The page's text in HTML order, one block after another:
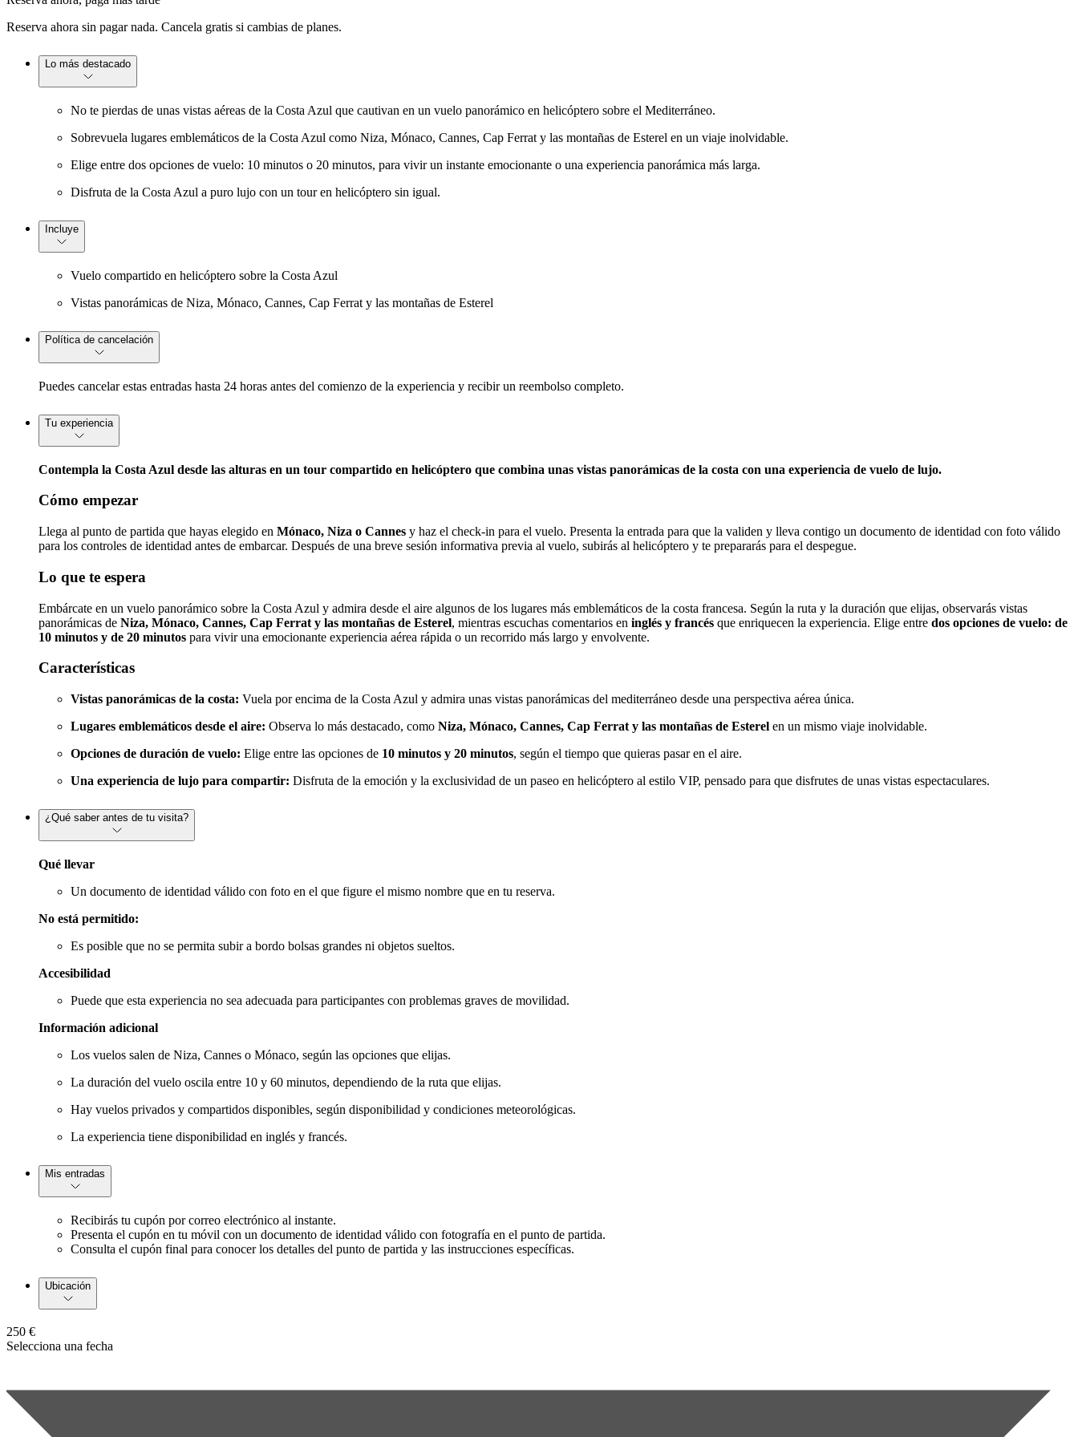
Reserva ahora sin pagar nada. Cancela gratis si cambias de planes.
Lo más destacado
No te pierdas de unas vistas aéreas de la Costa Azul que cautivan en un vuelo panorámico en helicóptero sobre el Mediterráneo.
Sobrevuela lugares emblemáticos de la Costa Azul como Niza, Mónaco, Cannes, Cap Ferrat y las montañas de Esterel en un viaje inolvidable.
Elige entre dos opciones de vuelo: 10 minutos o 20 minutos, para vivir un instante emocionante o una experiencia panorámica más larga.
Disfruta de la Costa Azul a puro lujo con un tour en helicóptero sin igual.
Incluye
Vuelo compartido en helicóptero sobre la Costa Azul
Vistas panorámicas de Niza, Mónaco, Cannes, Cap Ferrat y las montañas de Esterel
Política de cancelación
Puedes cancelar estas entradas hasta 24 horas antes del comienzo de la experiencia y recibir un reembolso completo.
Tu experiencia
Contempla la Costa Azul desde las alturas en un tour compartido en helicóptero que combina unas vistas panorámicas de la costa con una experiencia de vuelo de lujo.
Cómo empezar
Llega al punto de partida que hayas elegido en Mónaco, Niza o Cannes y haz el check-in para el vuelo. Presenta la entrada para que la validen y lleva contigo un documento de identidad con foto válido
para los controles de identidad antes de embarcar. Después de una breve sesión informativa previa al vuelo, subirás al helicóptero y te prepararás para el despegue.
Lo que te espera
Embárcate en un vuelo panorámico sobre la Costa Azul y admira desde el aire algunos de los lugares más emblemáticos de la costa francesa. Según la ruta y la duración que elijas, observarás vistas
panorámicas de Niza, Mónaco, Cannes, Cap Ferrat y las montañas de Esterel, mientras escuchas comentarios en inglés y francés que enriquecen la experiencia. Elige entre dos opciones de vuelo: de
10 minutos y de 20 minutos para vivir una emocionante experiencia aérea rápida o un recorrido más largo y envolvente.
Características
Vistas panorámicas de la costa: Vuela por encima de la Costa Azul y admira unas vistas panorámicas del mediterráneo desde una perspectiva aérea única.
Lugares emblemáticos desde el aire: Observa lo más destacado, como Niza, Mónaco, Cannes, Cap Ferrat y las montañas de Esterel en un mismo viaje inolvidable.
Opciones de duración de vuelo: Elige entre las opciones de 10 minutos y 20 minutos, según el tiempo que quieras pasar en el aire.
Una experiencia de lujo para compartir: Disfruta de la emoción y la exclusividad de un paseo en helicóptero al estilo VIP, pensado para que disfrutes de unas vistas espectaculares.
¿Qué saber antes de tu visita?
Qué llevar
Un documento de identidad válido con foto en el que figure el mismo nombre que en tu reserva.
No está permitido:
Es posible que no se permita subir a bordo bolsas grandes ni objetos sueltos.
Accesibilidad
Puede que esta experiencia no sea adecuada para participantes con problemas graves de movilidad.
Información adicional
Los vuelos salen de Niza, Cannes o Mónaco, según las opciones que elijas.
La duración del vuelo oscila entre 10 y 60 minutos, dependiendo de la ruta que elijas.
Hay vuelos privados y compartidos disponibles, según disponibilidad y condiciones meteorológicas.
La experiencia tiene disponibilidad en inglés y francés.
Mis entradas
Recibirás tu cupón por correo electrónico al instante.
Presenta el cupón en tu móvil con un documento de identidad válido con fotografía en el punto de partida.
Consulta el cupón final para conocer los detalles del punto de partida y las instrucciones específicas.
Ubicación
250 €
Selecciona una fecha